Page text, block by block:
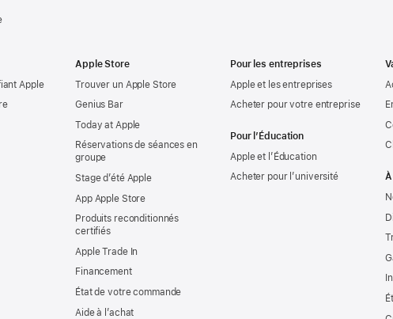
Apple
Apple Store
Trouver un Apple Store
Genius Bar
Today at Apple
Réservations de séances en
groupe
Stage d’été Apple
App Apple Store
Produits reconditionnés
certifiés
Apple Trade In
Financement
État de votre commande
Aide à l’achat
Pour les entreprises
Apple et les entreprises
Acheter pour votre entreprise
Pour l’Éducation
Apple et l’Éducation
Acheter pour l’université